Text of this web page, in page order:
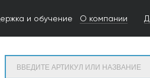
и обучение О компании